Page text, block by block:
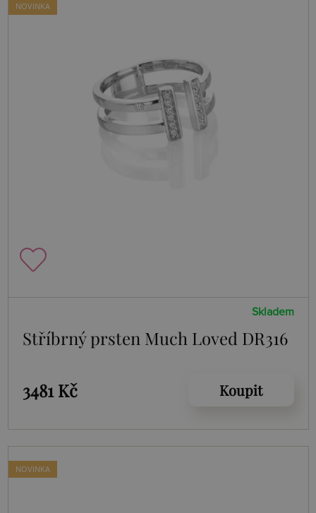
NOVINKA
Skladem
Stříbrný prsten Much Loved DR316
3481 Kč Koupit
NOVINKA